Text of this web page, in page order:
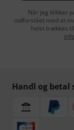
Når jeg klikker
indforstået med at
helst trækkes
Handl og betal